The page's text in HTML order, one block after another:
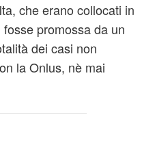
che erano collocati in
promossa da un
dei casi non
la Onlus, nè mai